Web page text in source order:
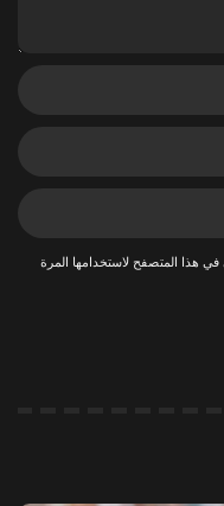
في هذا المتصفح لاستخدامها المرة